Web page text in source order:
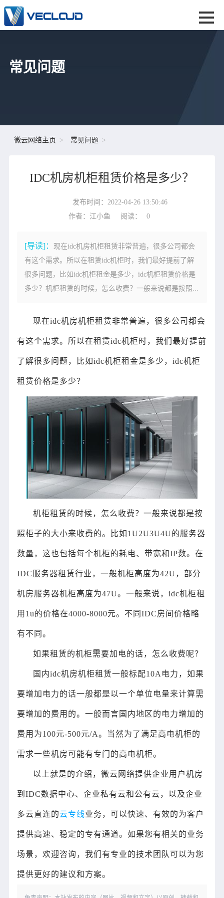
常见问题
微云网络主页 常见问题
IDC机房机柜租赁价格是多少？
发布时间：2022-04-26 13:50:46
作者：江小鱼
阅读： 0
[导读]： 现在idc机房机柜租赁非常普遍，很多公司都会
有这个需求。所以在租赁idc机柜时，我们最好提前了解
很多问题，比如idc机柜租金是多少，idc机柜租赁价格是
多少？机柜租赁的时候，怎么收费？一般来说都是按照...
现在idc机房机柜租赁非常普遍，很多公司都会
有这个需求。所以在租赁idc机柜时，我们最好提前
了解很多问题，比如idc机柜租金是多少，idc机柜
租赁价格是多少？
机柜租赁的时候，怎么收费？一般来说都是按
照柜子的大小来收费的。比如1U2U3U4U的服务器
数量，这也包括每个机柜的耗电、带宽和IP数。在
IDC服务器租赁行业，一般机柜高度为42U，部分
机房服务器机柜高度为47U。一般来说，idc机柜租
用1u的价格在4000-8000元。不同IDC房间价格略
有不同。
如果租赁的机柜需要加电的话，怎么收费呢？
国内idc机房机柜租赁一般标配10A电力，如果
要增加电力的话一般都是以一个单位电量来计算需
要增加的费用的。一般而言国内地区的电力增加的
费用为100元-500元/A。当然为了满足高电机柜的
需求一些机房可能有专门的高电机柜。
以上就是的介绍，微云网络提供企业用户机房
到IDC数据中心、企业私有云和公有云，以及企业
多云直连的云专线业务，可以快速、有效的为客户
提供高速、稳定的专有通道。如果您有相关的业务
场景，欢迎咨询，我们有专业的技术团队可以为您
提供更好的建议和方案。